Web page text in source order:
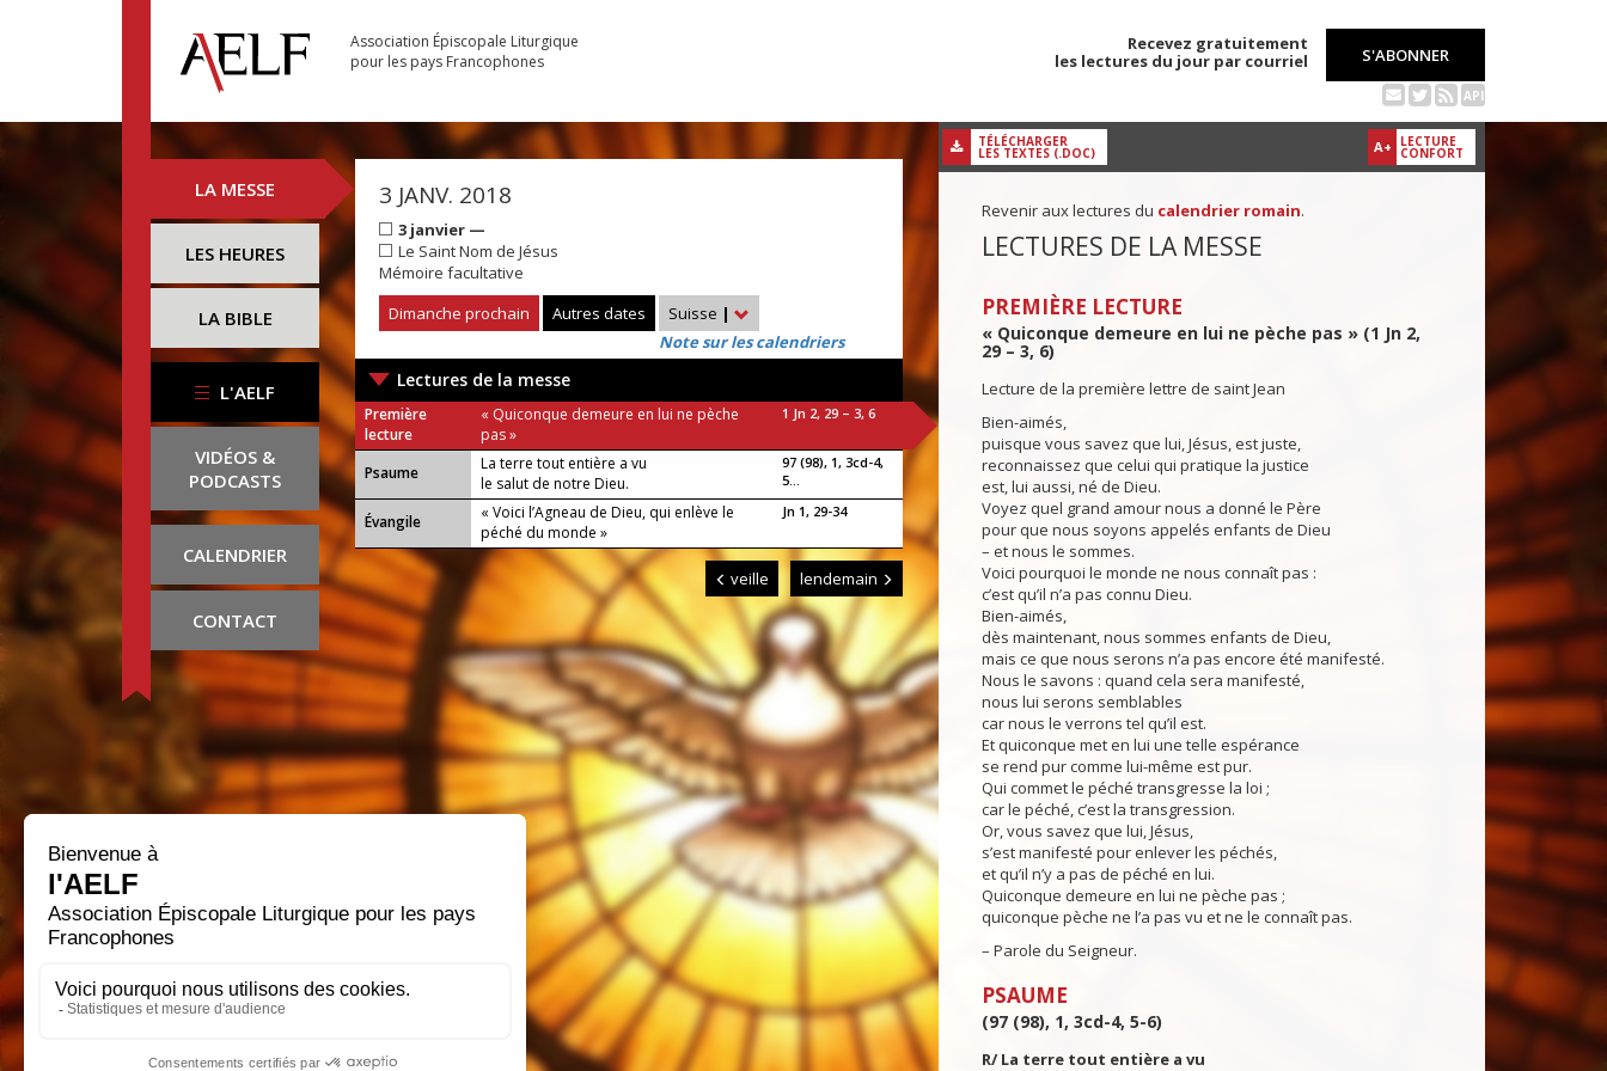
Association Épiscopale Liturgique
pour les pays Francophones
Recevez gratuitement
les lectures du jour par courriel
S'ABONNER
API
LA MESSE
LES HEURES
LA BIBLE
L'AELF
VIDÉOS &
PODCASTS
CALENDRIER
CONTACT
3 JANV. 2018
3 janvier —
Le Saint Nom de Jésus
Mémoire facultative
Dimanche prochain
Autres dates Suisse |
Note sur les calendriers
Lectures de la messe
Première
lecture
« Quiconque demeure en lui ne pèche
pas »
1 Jn 2, 29 – 3, 6
Psaume
La terre tout entière a vu
le salut de notre Dieu.
97 (98), 1, 3cd-4,
5...
Évangile
« Voici l’Agneau de Dieu, qui enlève le
péché du monde »
Jn 1, 29-34
veille lendemain
A+ LECTURE
CONFORT
TÉLÉCHARGER
LES TEXTES (.DOC)
Revenir aux lectures du calendrier romain.
LECTURES DE LA MESSE
PREMIÈRE LECTURE
« Quiconque demeure en lui ne pèche pas » (1 Jn 2,
29 – 3, 6)
Lecture de la première lettre de saint Jean
Bien-aimés,
puisque vous savez que lui, Jésus, est juste,
reconnaissez que celui qui pratique la justice
est, lui aussi, né de Dieu.
Voyez quel grand amour nous a donné le Père
pour que nous soyons appelés enfants de Dieu
– et nous le sommes.
Voici pourquoi le monde ne nous connaît pas :
c’est qu’il n’a pas connu Dieu.
Bien-aimés,
dès maintenant, nous sommes enfants de Dieu,
mais ce que nous serons n’a pas encore été manifesté.
Nous le savons : quand cela sera manifesté,
nous lui serons semblables
car nous le verrons tel qu’il est.
Et quiconque met en lui une telle espérance
se rend pur comme lui-même est pur.
Qui commet le péché transgresse la loi ;
car le péché, c’est la transgression.
Or, vous savez que lui, Jésus,
s’est manifesté pour enlever les péchés,
et qu’il n’y a pas de péché en lui.
Quiconque demeure en lui ne pèche pas ;
quiconque pèche ne l’a pas vu et ne le connaît pas.
– Parole du Seigneur.
PSAUME
(97 (98), 1, 3cd-4, 5-6)
R/ La terre tout entière a vu